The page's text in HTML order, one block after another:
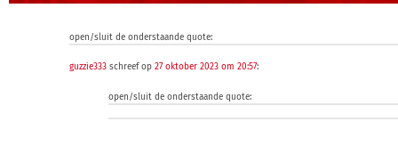
open/sluit de onderstaande quote:
guzzie333 schreef op27 oktober 2023 om 20:57:
open/sluit de onderstaande quote: